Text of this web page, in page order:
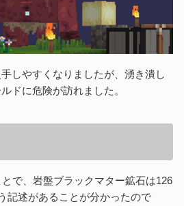
しやすくなりましたが、湧き潰し
ドに危険が訪れました。
で、岩盤ブラックマター鉱石は126
記述があることが分かったので